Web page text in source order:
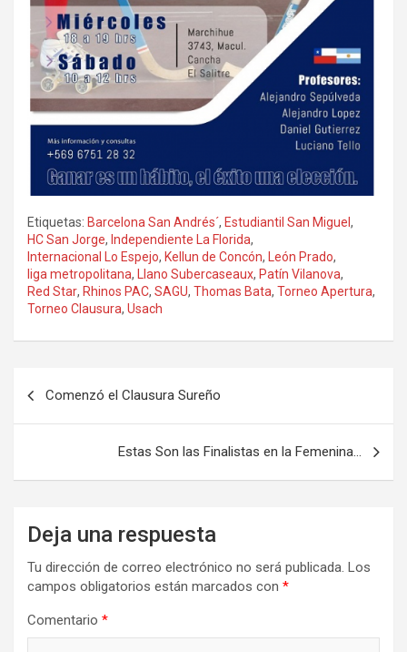
Etiquetas: Barcelona San Andrés´, Estudiantil San Miguel ,
HC San Jorge, Independiente La Florida,
Internacional Lo Espejo, Kellun de Concón, León Prado,
liga metropolitana, Llano Subercaseaux, Patín Vilanova,
Red Star, Rhinos PAC, SAGU, Thomas Bata, Torneo Apertura,
Torneo Clausura, Usach
Comenzó el Clausura Sureño
Estas Son las Finalistas en la Femenina…
Deja una respuesta
Tu dirección de correo electrónico no será publicada. Los
campos obligatorios están marcados con *
Comentario *